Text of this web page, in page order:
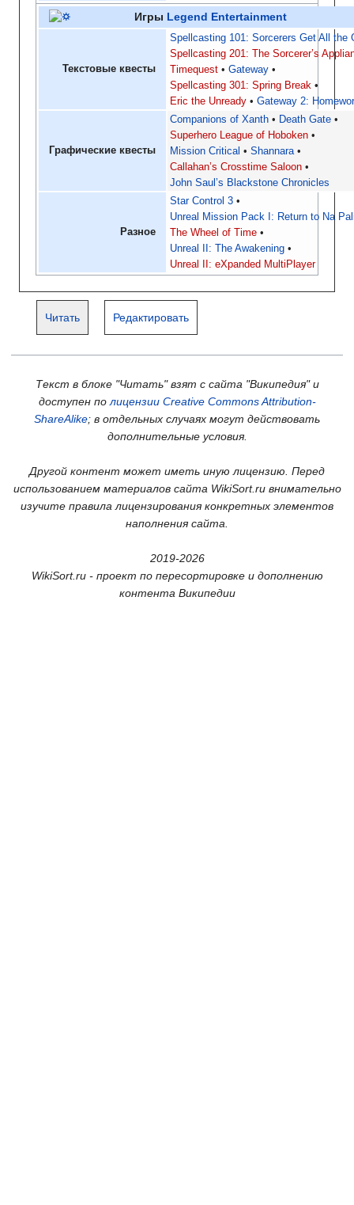
Игры Legend Entertainment
Текстовые квесты
Spellcasting 101: Sorcerers Get All the
Spellcasting 201: The Sorcerer’s
Timequest
Gateway
Spellcasting 301: Spring Break
Eric the Unready
Gateway 2:
Графические квесты
Companions of Xanth
Death Gate
Superhero League of Hoboken
Mission Critical
Shannara
Callahan’s Crosstime Saloon
John Saul’s Blackstone Chronicles
Разное
Star Control 3
Unreal Mission Pack I: Return to Na
The Wheel of Time
Unreal II: The Awakening
Unreal II: eXpanded MultiPlayer
Читать Редактировать
Текст в блоке "Читать" взят с сайта "Википедия" и
доступен по лицензии Creative Commons Attribution-
ShareAlike; в отдельных случаях могут действовать
дополнительные условия.
Другой контент может иметь иную лицензию. Перед
использованием материалов сайта WikiSort.ru внимательно
изучите правила лицензирования конкретных элементов
наполнения сайта.
2019-2026
WikiSort.ru - проект по пересортировке и дополнению
контента Википедии